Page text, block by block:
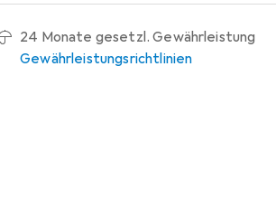
24 Monate gesetzl. Gewährleistung
Gewährleistungsrichtlinien